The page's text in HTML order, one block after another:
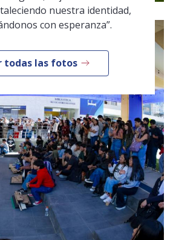
nuestra identidad,
con esperanza”.
todas las fotos